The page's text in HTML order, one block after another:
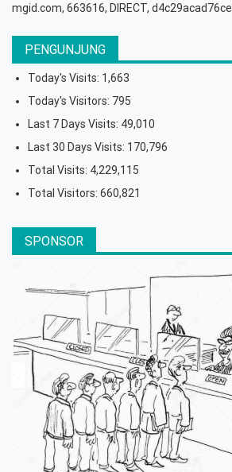
mgid.com, 663616, DIRECT,
PENGUNJUNG
Today's Visits: 1,663
Today's Visitors: 795
Last 7 Days Visits: 49,010
Last 30 Days Visits: 170,796
Total Visits: 4,229,115
Total Visitors: 660,821
SPONSOR